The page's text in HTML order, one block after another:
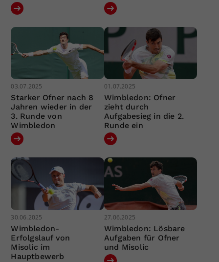
03.07.2025
Starker Ofner nach 8
Jahren wieder in der
3. Runde von
Wimbledon
01.07.2025
Wimbledon: Ofner
zieht durch
Aufgabesieg in die 2.
Runde ein
30.06.2025
Wimbledon-
Erfolgslauf von
Misolic im
Hauptbewerb
27.06.2025
Wimbledon: Lösbare
Aufgaben für Ofner
und Misolic